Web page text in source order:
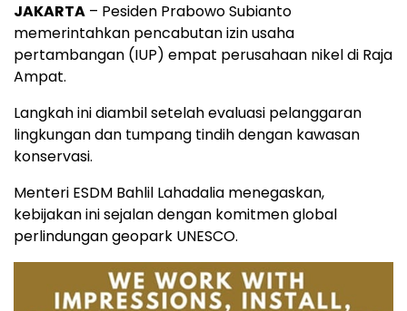
JAKARTA – Pesiden Prabowo Subianto
memerintahkan pencabutan izin usaha
pertambangan (IUP) empat perusahaan nikel di Raja
Ampat.
Langkah ini diambil setelah evaluasi pelanggaran
lingkungan dan tumpang tindih dengan kawasan
konservasi.
Menteri ESDM Bahlil Lahadalia menegaskan,
kebijakan ini sejalan dengan komitmen global
perlindungan geopark UNESCO.